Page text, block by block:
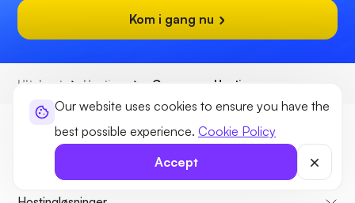
Our website uses cookies to ensure you have the
best possible experience. Cookie Policy
Accept
Kom i gang nu
Ultahost Hosting eCommerce Hosting